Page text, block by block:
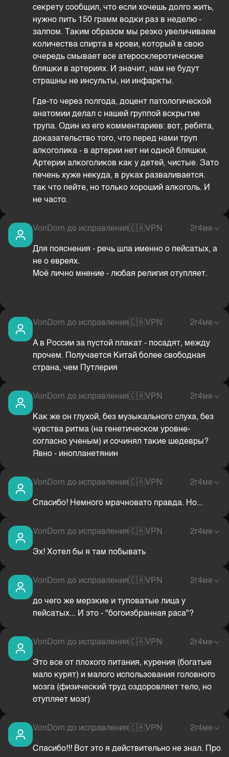
секрету сообщил, что если хочешь долго жить,
нужно пить 150 грамм водки раз в неделю -
залпом. Таким образом мы резко увеличиваем
количества спирта в крови, который в свою
очередь смывает все атеросклеротические
бляшки в артериях. И значит, нам не будут
страшны не инсульты, ни инфаркты.
Где-то через полгода, доцент патологической
анатомии делал с нашей группой вскрытие
трупа. Один из его комментариев: вот, ребята,
доказательство того, что перед нами труп
алкоголика - в артерии нет ни одной бляшки.
Артерии алкоголиков как у детей, чистые. Зато
печень хуже некуда, в руках разваливается.
так что пейте, но только хороший алкоголь. И
не часто.
VonDorn до исправления🇨🇦VPN 2г4ме
Для пояснения - речь шла именно о пейсатых, а
не о евреях.
Моё лично мнение - любая религия отупляет.
VonDorn до исправления🇨🇦VPN 2г4ме
A в России за пустой плакат - посадят, между
прочем. Получается Китай более свободная
страна, чем Путлерия
VonDorn до исправления🇨🇦VPN 2г4ме
Как же он глухой, без музыкального слуха, без
чувства ритма (на генетическом уровне-
согласно ученым) и сочинял такие шедевры?
Явно - инопланетянин
VonDorn до исправления🇨🇦VPN 2г4ме
Спасибо! Немного мрачновато правда. Но...
VonDorn до исправления🇨🇦VPN 2г4ме
Эх! Хотел бы я там побывать
VonDorn до исправления🇨🇦VPN 2г4ме
до чего же мерзкие и туповатые лица у
пейсатых... И это - "богоизбранная раса"?
VonDorn до исправления🇨🇦VPN 2г4ме
Это все от плохого питания, курения (богатые
мало курят) и малого использования головного
мозга (физический труд оздоровляет тело, но
отупляет мозг)
VonDorn до исправления🇨🇦VPN 2г4ме
Спасибо!!! Вот это я действительно не знал. Про